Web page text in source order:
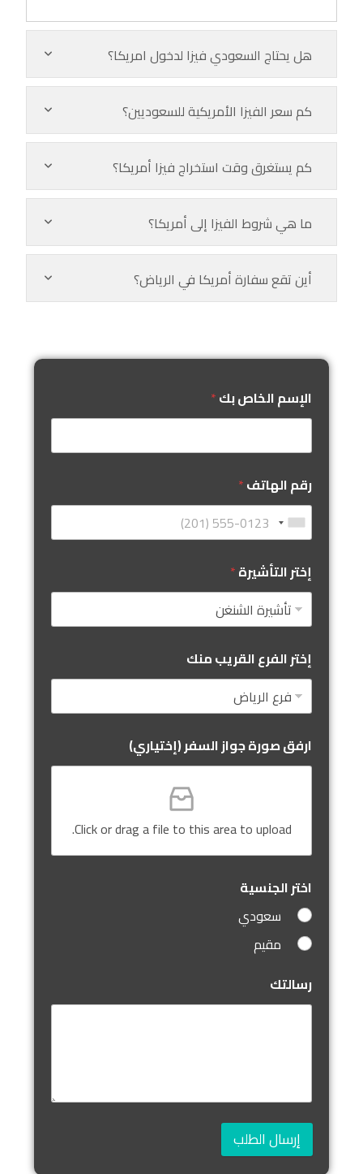
هل يحتاج السعودي فيزا لدخول امريكا؟
كم سعر الفيزا الأمريكية للسعوديين؟
كم يستغرق وقت استخراج فيزا أمريكا؟
ما هي شروط الفيزا إلى أمريكا؟
أين تقع سفارة أمريكا في الرياض؟
الإسم الخاص بك*
رقم الهاتف*
إختر التأشيرة*
إختر الفرع القريب منك
ارفق صورة جواز السفر (إختياري)
Click or drag a file to this area to upload.
اختر الجنسية
سعودي
مقيم
رسالتك
إرسال الطلب